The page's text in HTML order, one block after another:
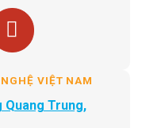
VIỆT NAM
Quang Trung,